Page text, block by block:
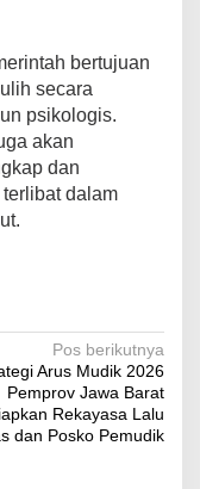
bertujuan
secara
psikologis.
akan
dan
dalam
Pos berikutnya
Arus Mudik 2026
Pemprov Jawa Barat
Rekayasa Lalu
dan Posko Pemudik